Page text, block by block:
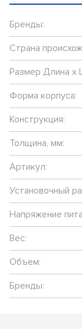
Бренды:
Страна
Размер Длина х
Форма корпуса:
Конструкция:
Толщина, мм:
Артикул:
Установочный
Напряжение
Вес:
Объем:
Бренды: